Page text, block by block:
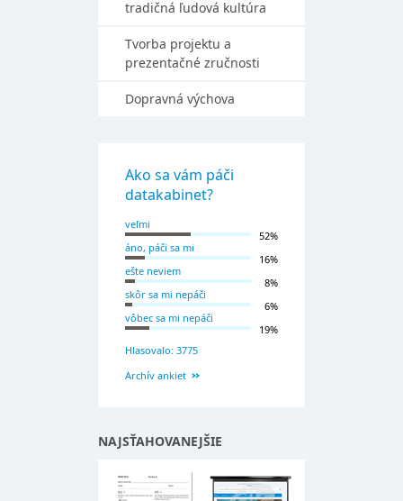
tradičná ľudová kultúra
Tvorba projektu a
prezentačné zručnosti
Dopravná výchova
Ako sa vám páči
datakabinet?
veľmi
52%
áno, páči sa mi
16%
ešte neviem
8%
skôr sa mi nepáči
6%
vôbec sa mi nepáči
19%
Hlasovalo: 3775
Archív ankiet
NAJSŤAHOVANEJŠIE